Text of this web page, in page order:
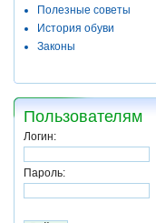
Полезные советы
История обуви
Законы
Пользователям
Логин:
Пароль: